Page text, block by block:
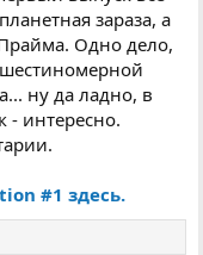
зараза, а
Одно дело,
ну да ладно, в
- интересно.
#1 здесь.